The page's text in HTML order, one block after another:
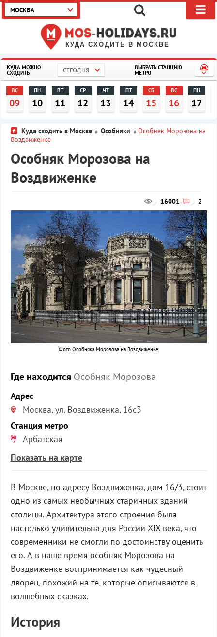
КУДА СХОДИТЬ В МОСКВЕ
МОСКВА
КУДА МОЖНО
СХОДИТЬ
СЕГОДНЯ
ВЫБРАТЬ СТАНЦИЮ
МЕТРО
ВС
09
ПН
10
ВТ
11
СР
12
ЧТ
13
ПТ
14
СБ
15
ВС
16
ПН
17
Куда сходить в Москве » Особняки » Особняк Морозова на
Воздвиженке
Особняк Морозова на
Воздвиженке
2
16001
Фото Особняка Морозова на Воздвиженке
Где находится Особняк Морозова
Адрес
Москва, ул. Воздвиженка, 16с3
Станция метро
Арбатская
Показать на карте
В Москве, по адресу Воздвиженка, дом 16/3, стоит
одно из самых необычных старинных зданий
столицы. Архитектура этого строения была
настолько удивительна для России XIX века, что
современники не смогли по достоинству оценить
его. А в наше время особняк Морозова на
Воздвиженке воспринимается как чудесный
дворец, похожий на те, которые описываются в
волшебных сказках.
История